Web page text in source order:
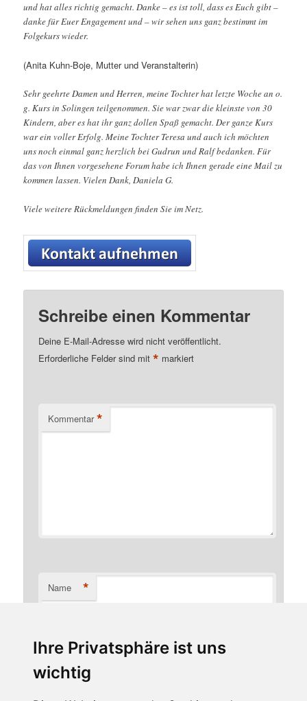
Ihre Privatsphäre ist uns
wichtig
und hat alles richtig gemacht. Danke – es ist toll, dass es Euch gibt –
danke für Euer Engagement und – wir sehen uns ganz bestimmt im
Folgekurs wieder.
(Anita Kuhn-Boje, Mutter und Veranstalterin)
Sehr geehrte Damen und Herren, meine Tochter hat letzte Woche an o.
g. Kurs in Solingen teilgenommen. Sie war zwar die kleinste von 30
Kindern, aber es hat ihr ganz dollen Spaß gemacht. Der ganze Kurs
war ein voller Erfolg. Meine Tochter Teresa und auch ich möchten
uns noch einmal ganz herzlich bei Gudrun und Ralf bedanken. Für
das von Ihnen vorgesehene Forum habe ich Ihnen gerade eine Mail zu
kommen lassen. Vielen Dank, Daniela G.
Viele weitere Rückmeldungen finden Sie im Netz.
Schreibe einen Kommentar
Deine E-Mail-Adresse wird nicht veröffentlicht.
Erforderliche Felder sind mit* markiert
Kommentar *
Name *
E-Mail-Adresse *